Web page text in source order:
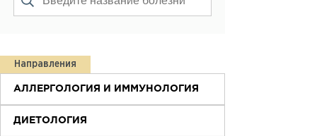
Направления
АЛЛЕРГОЛОГИЯ И ИММУНОЛОГИЯ
ДИЕТОЛОГИЯ